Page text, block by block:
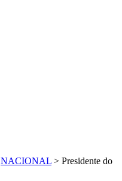
NACIONAL > Presidente do